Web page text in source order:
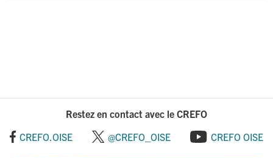
Restez en contact avec le CREFO
CREFO.OISE
@CREFO_OISE CREFO OISE